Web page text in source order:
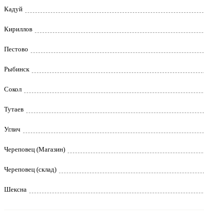
Кадуй
Кириллов
Пестово
Рыбинск
Сокол
Тутаев
Углич
Череповец (Магазин)
Череповец (склад)
Шексна